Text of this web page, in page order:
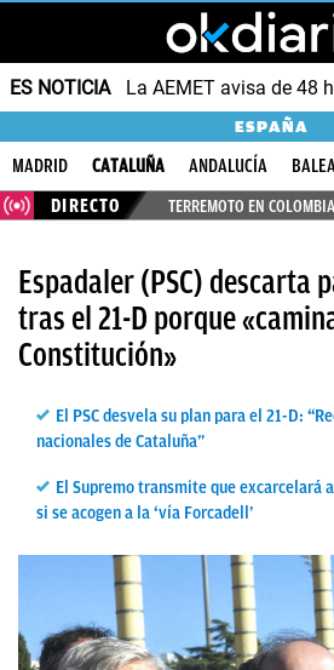
ES NOTICIA
ESPAÑA
MADRID CATALUÑA ANDALUCÍA
DIRECTO
TERREMOTO EN
Espadaler (PSC) descarta
tras el 21-D porque
Constitución»
El PSC desvela su plan para el 21-D:
nacionales de Cataluña”
El Supremo transmite que excarcelará
si se acogen a la ‘vía Forcadell’